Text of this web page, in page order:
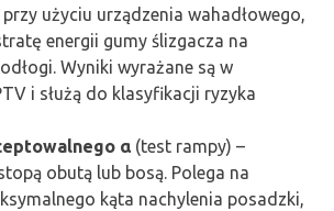
użyciu urządzenia wahadłowego,
energii gumy ślizgacza na
Wyniki wyrażane są w
i służą do klasyfikacji ryzyka
α(test rampy) –
obutą lub bosą. Polega na
kąta nachylenia posadzki,